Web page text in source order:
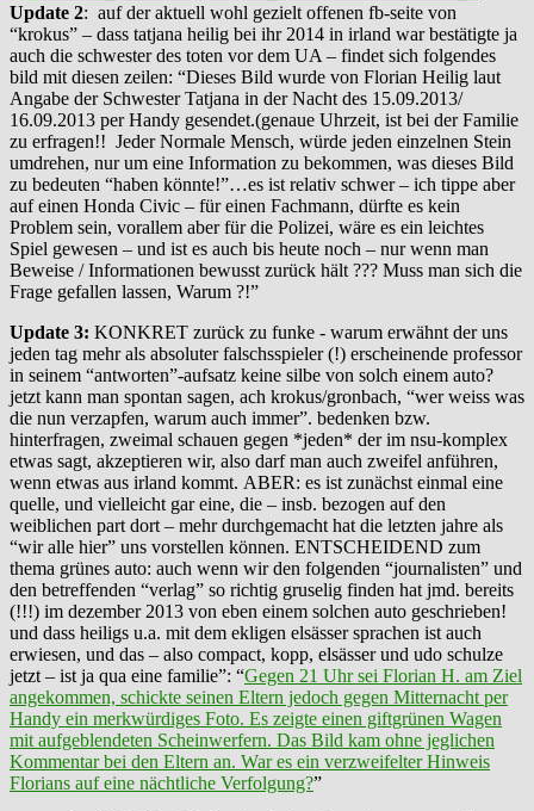
Update 2: auf der aktuell wohl gezielt offenen fb-seite von
“krokus” – dass tatjana heilig bei ihr 2014 in irland war bestätigte ja
auch die schwester des toten vor dem UA – findet sich folgendes
bild mit diesen zeilen: “Dieses Bild wurde von Florian Heilig laut
Angabe der Schwester Tatjana in der Nacht des 15.09.2013/
16.09.2013 per Handy gesendet.(genaue Uhrzeit, ist bei der Familie
zu erfragen!! Jeder Normale Mensch, würde jeden einzelnen Stein
umdrehen, nur um eine Information zu bekommen, was dieses Bild
zu bedeuten “haben könnte!”…es ist relativ schwer – ich tippe aber
auf einen Honda Civic – für einen Fachmann, dürfte es kein
Problem sein, vorallem aber für die Polizei, wäre es ein leichtes
Spiel gewesen – und ist es auch bis heute noch – nur wenn man
Beweise / Informationen bewusst zurück hält ??? Muss man sich die
Frage gefallen lassen, Warum ?!”
Update 3: KONKRET zurück zu funke - warum erwähnt der uns
jeden tag mehr als absoluter falschsspieler (!) erscheinende professor
in seinem “antworten”-aufsatz keine silbe von solch einem auto?
jetzt kann man spontan sagen, ach krokus/gronbach, “wer weiss was
die nun verzapfen, warum auch immer”. bedenken bzw.
hinterfragen, zweimal schauen gegen *jeden* der im nsu-komplex
etwas sagt, akzeptieren wir, also darf man auch zweifel anführen,
wenn etwas aus irland kommt. ABER: es ist zunächst einmal eine
quelle, und vielleicht gar eine, die – insb. bezogen auf den
weiblichen part dort – mehr durchgemacht hat die letzten jahre als
“wir alle hier” uns vorstellen können. ENTSCHEIDEND zum
thema grünes auto: auch wenn wir den folgenden “journalisten” und
den betreffenden “verlag” so richtig gruselig finden hat jmd. bereits
(!!!) im dezember 2013 von eben einem solchen auto geschrieben!
und dass heiligs u.a. mit dem ekligen elsässer sprachen ist auch
erwiesen, und das – also compact, kopp, elsässer und udo schulze
jetzt – ist ja qua eine familie”: “Gegen 21 Uhr sei Florian H. am Ziel
angekommen, schickte seinen Eltern jedoch gegen Mitternacht per
Handy ein merkwürdiges Foto. Es zeigte einen giftgrünen Wagen
mit aufgeblendeten Scheinwerfern. Das Bild kam ohne jeglichen
Kommentar bei den Eltern an. War es ein verzweifelter Hinweis
Florians auf eine nächtliche Verfolgung?”